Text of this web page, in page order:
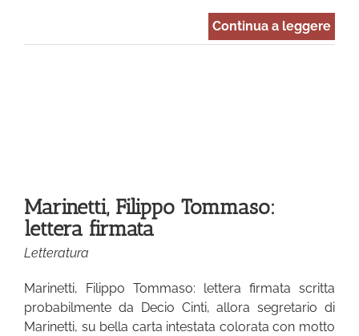
Continua a leggere
Marinetti, Filippo Tommaso:
lettera firmata
Letteratura
Marinetti, Filippo Tommaso: lettera firmata scritta
probabilmente da Decio Cinti, allora segretario di
Marinetti, su bella carta intestata colorata con motto